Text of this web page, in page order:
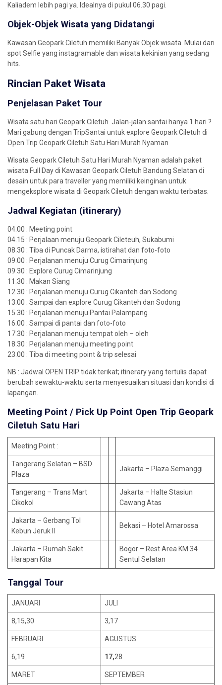
Kaliadem lebih pagi ya. Idealnya di pukul 06.30 pagi.
Objek-Objek Wisata yang Didatangi
Kawasan Geopark Ciletuh memiliki Banyak Objek wisata. Mulai dari
spot Selfie yang instagramable dan wisata kekinian yang sedang
hits.
Rincian Paket Wisata
Penjelasan Paket Tour
Wisata satu hari Geopark Ciletuh. Jalan-jalan santai hanya 1 hari ?
Mari gabung dengan TripSantai untuk explore Geopark Ciletuh di
Open Trip Geopark Ciletuh Satu Hari Murah Nyaman
Wisata Geopark Ciletuh Satu Hari Murah Nyaman adalah paket
wisata Full Day di Kawasan Geopark Ciletuh Bandung Selatan di
desain untuk para traveller yang memiliki keinginan untuk
mengeksplore wisata di Geopark Ciletuh dengan waktu terbatas.
Jadwal Kegiatan (itinerary)
04.00 : Meeting point
04.15 : Perjalaan menuju Geopark Cileteuh, Sukabumi
08.30 : Tiba di Puncak Darma, istirahat dan foto-foto
09.00 : Perjalanan menuju Curug Cimarinjung
09.30 : Explore Curug Cimarinjung
11.30 : Makan Siang
12.30 : Perjalanan menuju Curug Cikanteh dan Sodong
13.00 : Sampai dan explore Curug Cikanteh dan Sodong
15.30 : Perjalanan menuju Pantai Palampang
16.00 : Sampai di pantai dan foto-foto
17.30 : Perjalanan menuju tempat oleh – oleh
18.30 : Perjalanan menuju meeting point
23.00 : Tiba di meeting point & trip selesai
NB : Jadwal OPEN TRIP tidak terikat; itinerary yang tertulis dapat
berubah sewaktu-waktu serta menyesuaikan situasi dan kondisi di
lapangan.
Meeting Point / Pick Up Point Open Trip Geopark
Ciletuh Satu Hari
Meeting Point :
Tangerang Selatan – BSD
Plaza
Jakarta – Plaza Semanggi
Tangerang – Trans Mart
Cikokol
Jakarta – Halte Stasiun
Cawang Atas
Jakarta – Gerbang Tol
Kebun Jeruk II
Bekasi – Hotel Amarossa
Jakarta – Rumah Sakit
Harapan Kita
Bogor – Rest Area KM 34
Sentul Selatan
Tanggal Tour
JANUARI JULI
8,15,30 3,17
FEBRUARI AGUSTUS
6,19 17,28
MARET SEPTEMBER